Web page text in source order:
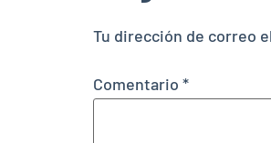
Tu dirección de correo
Comentario *